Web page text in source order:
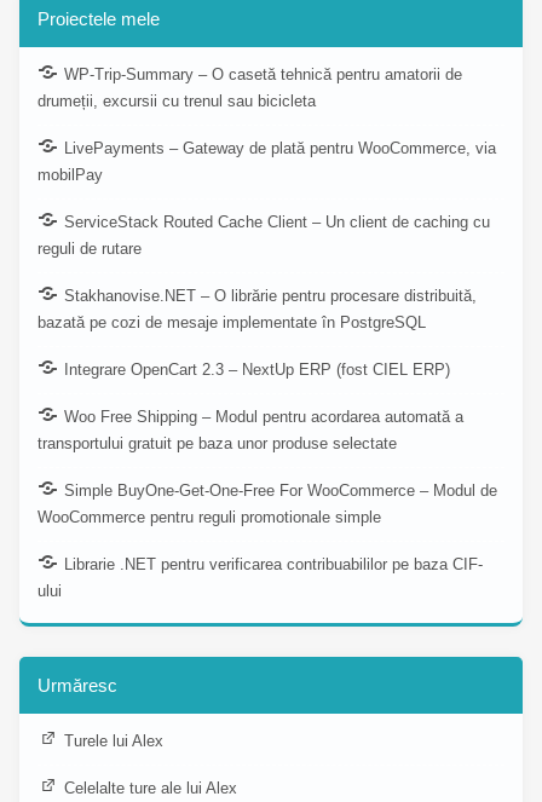
Proiectele mele
WP-Trip-Summary – O casetă tehnică pentru amatorii de
drumeții, excursii cu trenul sau bicicleta
LivePayments – Gateway de plată pentru WooCommerce, via
mobilPay
ServiceStack Routed Cache Client – Un client de caching cu
reguli de rutare
Stakhanovise.NET – O librărie pentru procesare distribuită,
bazată pe cozi de mesaje implementate în PostgreSQL
Integrare OpenCart 2.3 – NextUp ERP (fost CIEL ERP)
Woo Free Shipping – Modul pentru acordarea automată a
transportului gratuit pe baza unor produse selectate
Simple BuyOne-Get-One-Free For WooCommerce – Modul de
WooCommerce pentru reguli promotionale simple
Librarie .NET pentru verificarea contribuabililor pe baza CIF-
ului
Urmăresc
Turele lui Alex
Celelalte ture ale lui Alex